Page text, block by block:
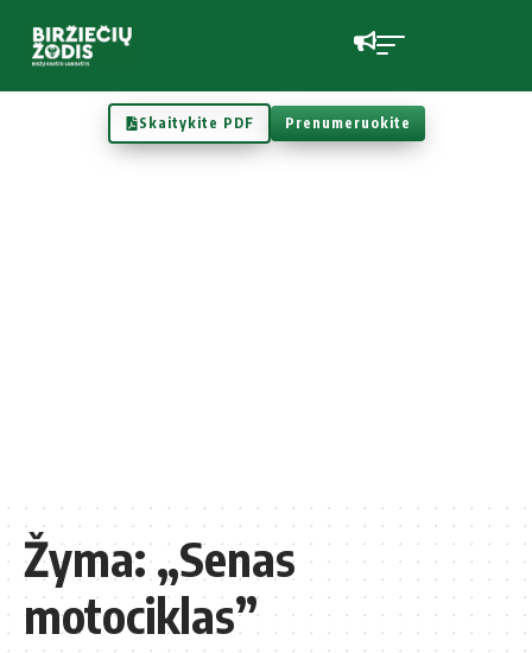
Skaitykite PDF Prenumeruokite
Žyma:„Senas
motociklas”